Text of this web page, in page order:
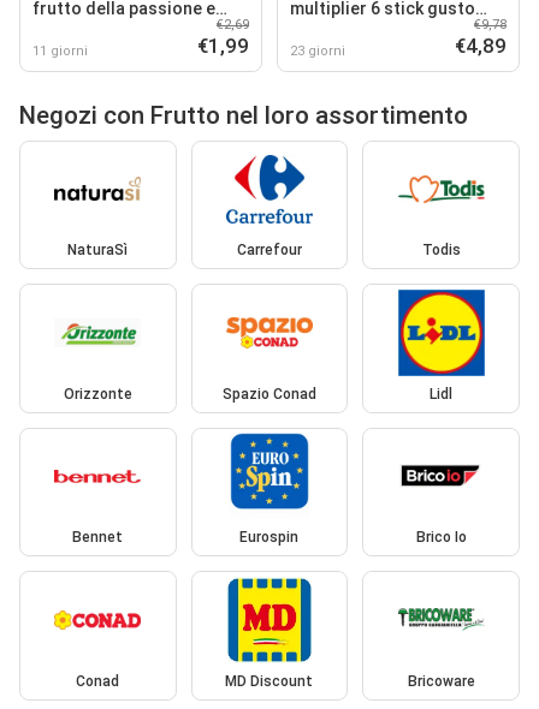
frutto della passione e
11 giorni
€2,69
€1,99
multiplier 6 stick gusto
23 giorni
€9,78
€4,89
Negozi con Frutto nel loro assortimento
NaturaSì Carrefour Todis
Orizzonte Spazio Conad Lidl
Bennet Eurospin Brico Io
Conad MD Discount Bricoware